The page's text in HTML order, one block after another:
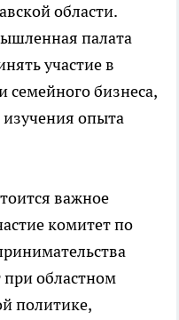
области.
палата
участие в
бизнеса,
изучения опыта
важное
комитет по
областном
политике,